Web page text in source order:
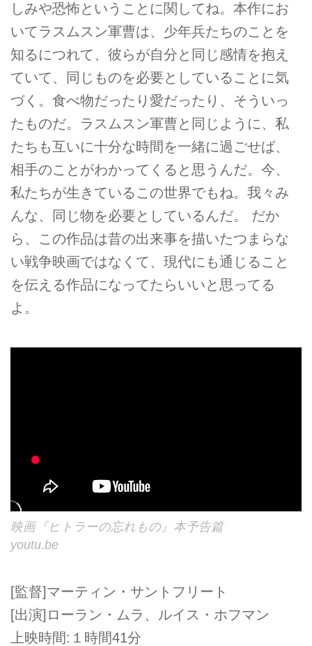
しみや恐怖ということに関してね。本作にお
いてラスムスン軍曹は、少年兵たちのことを
知るにつれて、彼らが自分と同じ感情を抱え
ていて、同じものを必要としていることに気
づく。食べ物だったり愛だったり、そういっ
たものだ。ラスムスン軍曹と同じように、私
たちも互いに十分な時間を一緒に過ごせば、
相手のことがわかってくると思うんだ。今、
私たちが生きているこの世界でもね。我々み
んな、同じ物を必要としているんだ。 だか
ら、この作品は昔の出来事を描いたつまらな
い戦争映画ではなくて、現代にも通じること
を伝える作品になってたらいいと思ってる
よ。
映画『ヒトラーの忘れもの』本予告篇
youtu.be
[監督]マーティン・サントフリート
[出演]ローラン・ムラ、ルイス・ホフマン
上映時間:１時間41分